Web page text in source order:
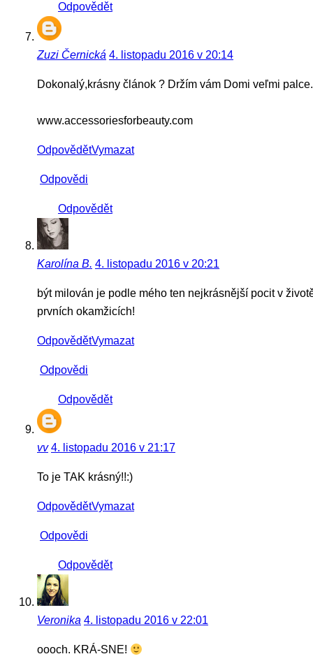
Odpovědět
Zuzi Černická 4. listopadu 2016 v 20:14
Dokonalý,krásny článok ? Držím vám Domi veľmi
www.accessoriesforbeauty.com
OdpovědětVymazat
Odpovědi
Odpovědět
Karolína B. 4. listopadu 2016 v 20:21
být milován je podle mého ten nejkrásnější pocit v
prvních okamžicích!
OdpovědětVymazat
Odpovědi
Odpovědět
vv 4. listopadu 2016 v 21:17
To je TAK krásný!!:)
OdpovědětVymazat
Odpovědi
Odpovědět
Veronika 4. listopadu 2016 v 22:01
oooch. KRÁ-SNE!